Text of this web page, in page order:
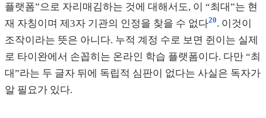
플랫폼”으로 자리매김하는 것에 대해서도, 이 “최대”는 현
재 자칭이며 제3자 기관의 인정을 찾을 수 없다20. 이것이
조작이라는 뜻은 아니다. 누적 계정 수로 보면 쥔이는 실제
로 타이완에서 손꼽히는 온라인 학습 플랫폼이다. 다만 “최
대”라는 두 글자 뒤에 독립적 심판이 없다는 사실은 독자가
알 필요가 있다.